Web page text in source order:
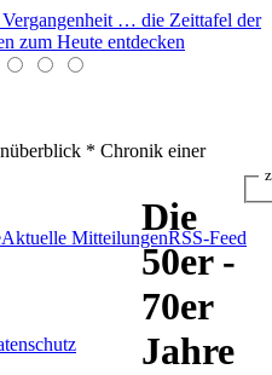
… die Zeittafel der
zum Heute entdecken
* Chronik einer
Aktuelle MitteilungenRSS-Feed
Die
50er -
70er
Jahre